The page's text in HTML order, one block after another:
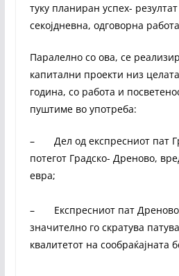
туку планиран успех-
секојдневна, одговорна
Паралелно со ова, се
капитални проекти низ
година, со работа и
пуштиме во употреба:
– Дел од експресниот пат
потегот Градско- Дреново,
евра;
– Експресниот пат
значително го скратува
квалитетот на сообраќајната